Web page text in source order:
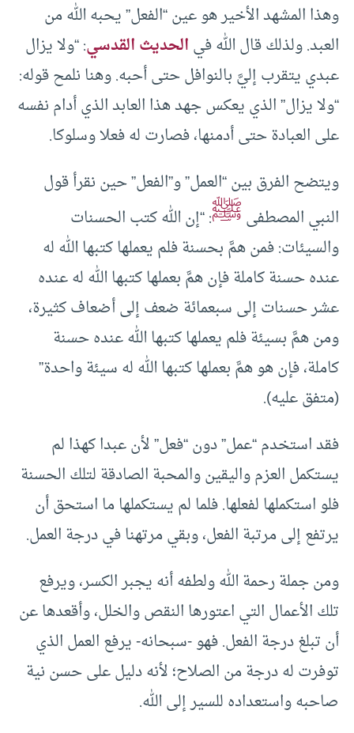
وهذا المشهد الأخير هو عين “الفعل” يحبه الله من
العبد. ولذلك قال الله فيالحديث القدسي: “ولا يزال
عبدي يتقرب إليَّ بالنوافل حتى أحبه. وهنا نلمح قوله:
“ولا يزال” الذي يعكس جهد هذا العابد الذي أدام نفسه
على العبادة حتى أدمنها، فصارت له فعلا وسلوكا.
ويتضح الفرق بين “العمل” و”الفعل” حين نقرأ قول
النبي المصطفىﷺ: “إن الله كتب الحسنات
والسيئات: فمن همَّ بحسنة فلم يعملها كتبها الله له
عنده حسنة كاملة فإن همَّ بعملها كتبها الله له عنده
عشر حسنات إلى سبعمائة ضعف إلى أضعاف كثيرة،
ومن همَّ بسيئة فلم يعملها كتبها الله عنده حسنة
كاملة، فإن هو همَّ بعملها كتبها الله له سيئة واحدة”
(متفق عليه).
فقد استخدم “عمل” دون “فعل” لأن عبدا كهذا لم
يستكمل العزم واليقين والمحبة الصادقة لتلك الحسنة
فلو استكملها لفعلها. فلما لم يستكملها ما استحق أن
يرتفع إلى مرتبة الفعل، وبقي مرتهنا في درجة العمل.
ومن جملة رحمة الله ولطفه أنه يجبر الكسر، ويرفع
تلك الأعمال التي اعتورها النقص والخلل، وأقعدها عن
أن تبلغ درجة الفعل. فهو -سبحانه- يرفع العمل الذي
توفرت له درجة من الصلاح؛ لأنه دليل على حسن نية
صاحبه واستعداده للسير إلى الله.